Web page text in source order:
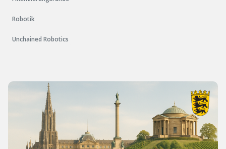
Robotik
Unchained Robotics